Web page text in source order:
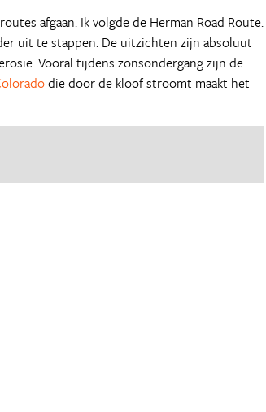
afgaan. Ik volgde de Herman Road Route.
uit te stappen. De uitzichten zijn absoluut
Vooral tijdens zonsondergang zijn de
die door de kloof stroomt maakt het